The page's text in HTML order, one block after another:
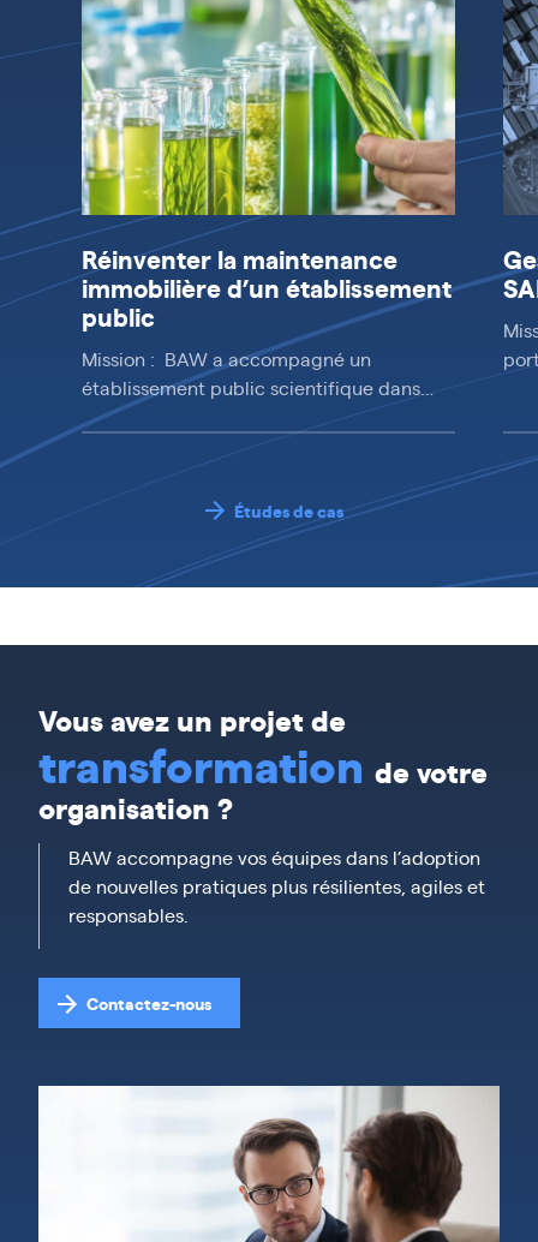
Études de cas
Réinventer la maintenance
immobilière d’un établissement
public
Mission : BAW a accompagné un
établissement public scientifique dans…
Vous avez un projet de
transformation de votre
organisation ?
BAW accompagne vos équipes dans l’adoption
de nouvelles pratiques plus résilientes, agiles et
responsables.
Contactez-nous